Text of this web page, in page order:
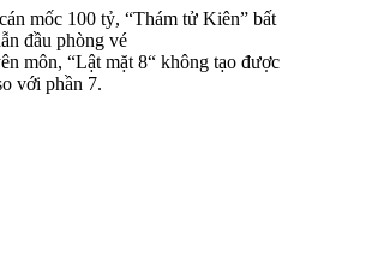
môn, “Lật mặt 8“ không tạo được
với phần 7.